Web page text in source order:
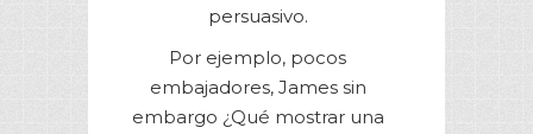
persuasivo.
Por ejemplo, pocos
embajadores, James sin
embargo ¿Qué mostrar una